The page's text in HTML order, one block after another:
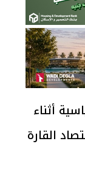
أثناء
القارة